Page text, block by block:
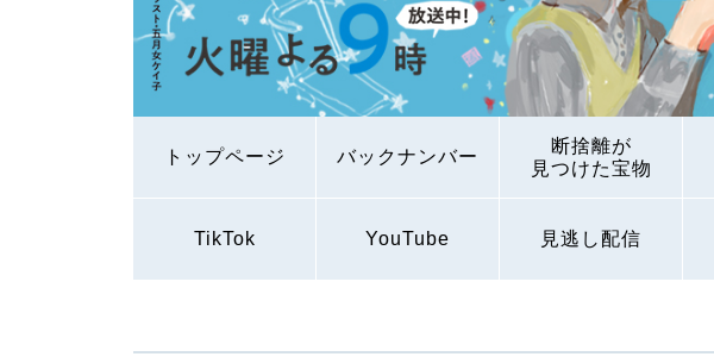
トップページ バックナンバー
断捨離が
見つけた宝物
TikTok YouTube 見逃し配信